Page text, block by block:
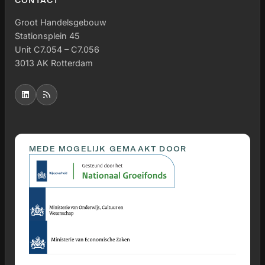
Groot Handelsgebouw
Stationsplein 45
Unit C7.054 – C7.056
3013 AK Rotterdam
MEDE MOGELIJK GEMAAKT DOOR